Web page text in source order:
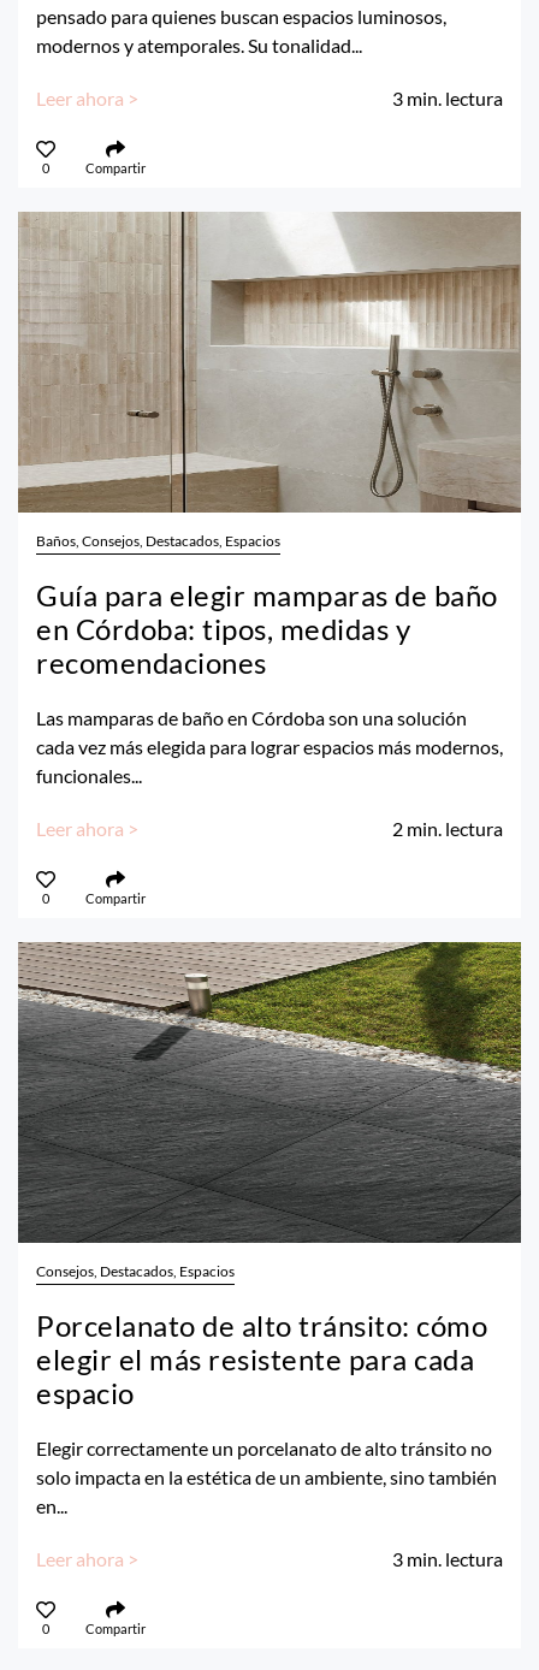
pensado para quienes buscan espacios luminosos,
modernos y atemporales. Su tonalidad...
Leer ahora > 3 min. lectura
0 Compartir
Baños, Consejos, Destacados, Espacios
Guía para elegir mamparas de baño
en Córdoba: tipos, medidas y
recomendaciones
Las mamparas de baño en Córdoba son una solución
cada vez más elegida para lograr espacios más modernos,
funcionales...
Leer ahora > 2 min. lectura
0 Compartir
Consejos, Destacados, Espacios
Porcelanato de alto tránsito: cómo
elegir el más resistente para cada
espacio
Elegir correctamente un porcelanato de alto tránsito no
solo impacta en la estética de un ambiente, sino también
en...
Leer ahora > 3 min. lectura
0 Compartir